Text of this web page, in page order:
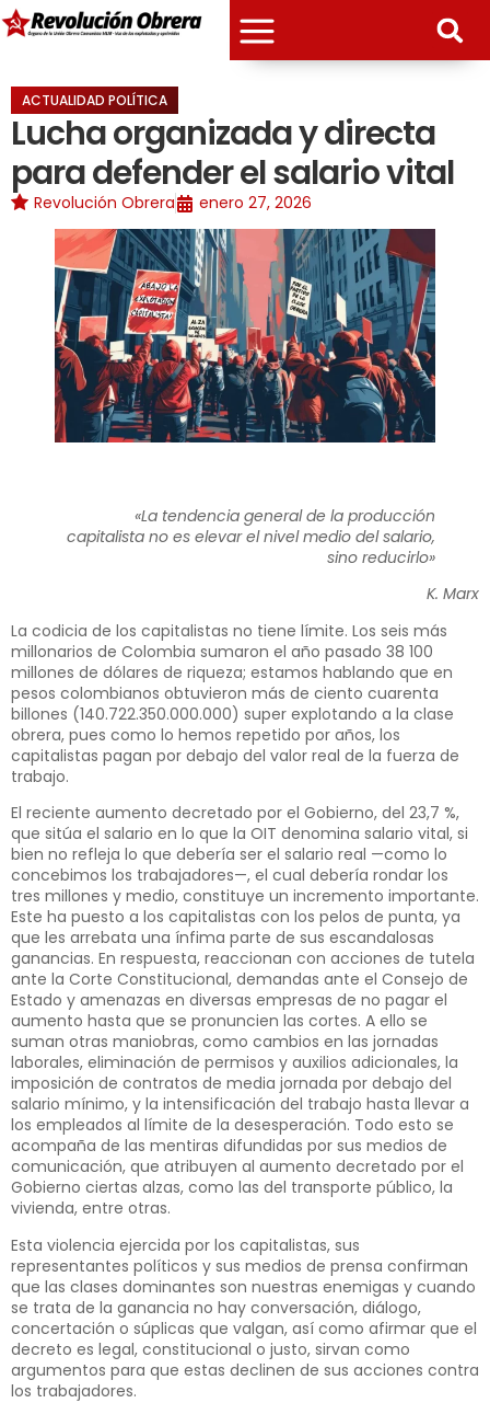
ACTUALIDAD POLÍTICA
Lucha organizada y directa
para defender el salario vital
Revolución Obrera enero 27, 2026
«La tendencia general de la producción
capitalista no es elevar el nivel medio del salario,
sino reducirlo»
K. Marx
La codicia de los capitalistas no tiene límite. Los seis más
millonarios de Colombia sumaron el año pasado 38 100
millones de dólares de riqueza; estamos hablando que en
pesos colombianos obtuvieron más de ciento cuarenta
billones (140.722.350.000.000) super explotando a la clase
obrera, pues como lo hemos repetido por años, los
capitalistas pagan por debajo del valor real de la fuerza de
trabajo.
El reciente aumento decretado por el Gobierno, del 23,7 %,
que sitúa el salario en lo que la OIT denomina salario vital, si
bien no refleja lo que debería ser el salario real —como lo
concebimos los trabajadores—, el cual debería rondar los
tres millones y medio, constituye un incremento importante.
Este ha puesto a los capitalistas con los pelos de punta, ya
que les arrebata una ínfima parte de sus escandalosas
ganancias. En respuesta, reaccionan con acciones de tutela
ante la Corte Constitucional, demandas ante el Consejo de
Estado y amenazas en diversas empresas de no pagar el
aumento hasta que se pronuncien las cortes. A ello se
suman otras maniobras, como cambios en las jornadas
laborales, eliminación de permisos y auxilios adicionales, la
imposición de contratos de media jornada por debajo del
salario mínimo, y la intensificación del trabajo hasta llevar a
los empleados al límite de la desesperación. Todo esto se
acompaña de las mentiras difundidas por sus medios de
comunicación, que atribuyen al aumento decretado por el
Gobierno ciertas alzas, como las del transporte público, la
vivienda, entre otras.
Esta violencia ejercida por los capitalistas, sus
representantes políticos y sus medios de prensa confirman
que las clases dominantes son nuestras enemigas y cuando
se trata de la ganancia no hay conversación, diálogo,
concertación o súplicas que valgan, así como afirmar que el
decreto es legal, constitucional o justo, sirvan como
argumentos para que estas declinen de sus acciones contra
los trabajadores.